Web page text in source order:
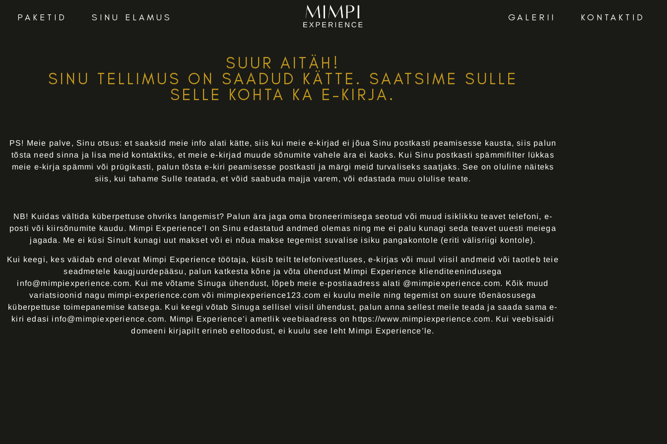
PAKETID SINU ELAMUS GALERII KONTAKTID
SUUR AITÄH!
SINU TELLIMUS ON SAADUD KÄTTE. SAATSIME SULLE
SELLE KOHTA KA E-KIRJA.
PS! Meie palve, Sinu otsus: et saaksid meie info alati kätte, siis kui meie e-kirjad ei jõua Sinu postkasti peamisesse kausta, siis palun
tõsta need sinna ja lisa meid kontaktiks, et meie e-kirjad muude sõnumite vahele ära ei kaoks. Kui Sinu postkasti spämmifilter lükkas
meie e-kirja spämmi või prügikasti, palun tõsta e-kiri peamisesse postkasti ja märgi meid turvaliseks saatjaks. See on oluline näiteks
siis, kui tahame Sulle teatada, et võid saabuda majja varem, või edastada muu olulise teate.
NB! Kuidas vältida küberpettuse ohvriks langemist? Palun ära jaga oma broneerimisega seotud või muud isiklikku teavet telefoni, e-
posti või kiirsõnumite kaudu. Mimpi Experience’l on Sinu edastatud andmed olemas ning me ei palu kunagi seda teavet uuesti meiega
jagada. Me ei küsi Sinult kunagi uut makset või ei nõua makse tegemist suvalise isiku pangakontole (eriti välisriigi kontole).
Kui keegi, kes väidab end olevat Mimpi Experience töötaja, küsib teilt telefonivestluses, e-kirjas või muul viisil andmeid või taotleb teie
seadmetele kaugjuurdepääsu, palun katkesta kõne ja võta ühendust Mimpi Experience klienditeenindusega
info@mimpiexperience.com. Kui me võtame Sinuga ühendust, lõpeb meie e-postiaadress alati @mimpiexperience.com. Kõik muud
variatsioonid nagu mimpi-experience.com või mimpiexperience123.com ei kuulu meile ning tegemist on suure tõenäosusega
küberpettuse toimepanemise katsega. Kui keegi võtab Sinuga sellisel viisil ühendust, palun anna sellest meile teada ja saada sama e-
kiri edasi info@mimpiexperience.com. Mimpi Experience’i ametlik veebiaadress on https://www.mimpiexperience.com. Kui veebisaidi
domeeni kirjapilt erineb eeltoodust, ei kuulu see leht Mimpi Experience’le.